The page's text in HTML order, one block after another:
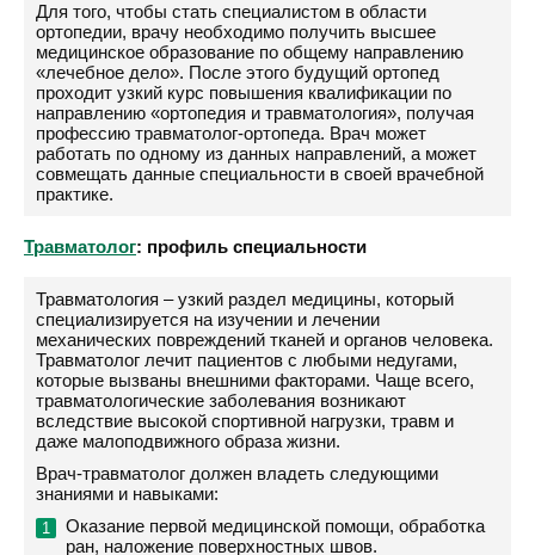
Для того, чтобы стать специалистом в области
ортопедии, врачу необходимо получить высшее
медицинское образование по общему направлению
«лечебное дело». После этого будущий ортопед
проходит узкий курс повышения квалификации по
направлению «ортопедия и травматология», получая
профессию травматолог-ортопеда. Врач может
работать по одному из данных направлений, а может
совмещать данные специальности в своей врачебной
практике.
Травматолог: профиль специальности
Травматология – узкий раздел медицины, который
специализируется на изучении и лечении
механических повреждений тканей и органов человека.
Травматолог лечит пациентов с любыми недугами,
которые вызваны внешними факторами. Чаще всего,
травматологические заболевания возникают
вследствие высокой спортивной нагрузки, травм и
даже малоподвижного образа жизни.
Врач-травматолог должен владеть следующими
знаниями и навыками:
Оказание первой медицинской помощи, обработка
ран, наложение поверхностных швов.